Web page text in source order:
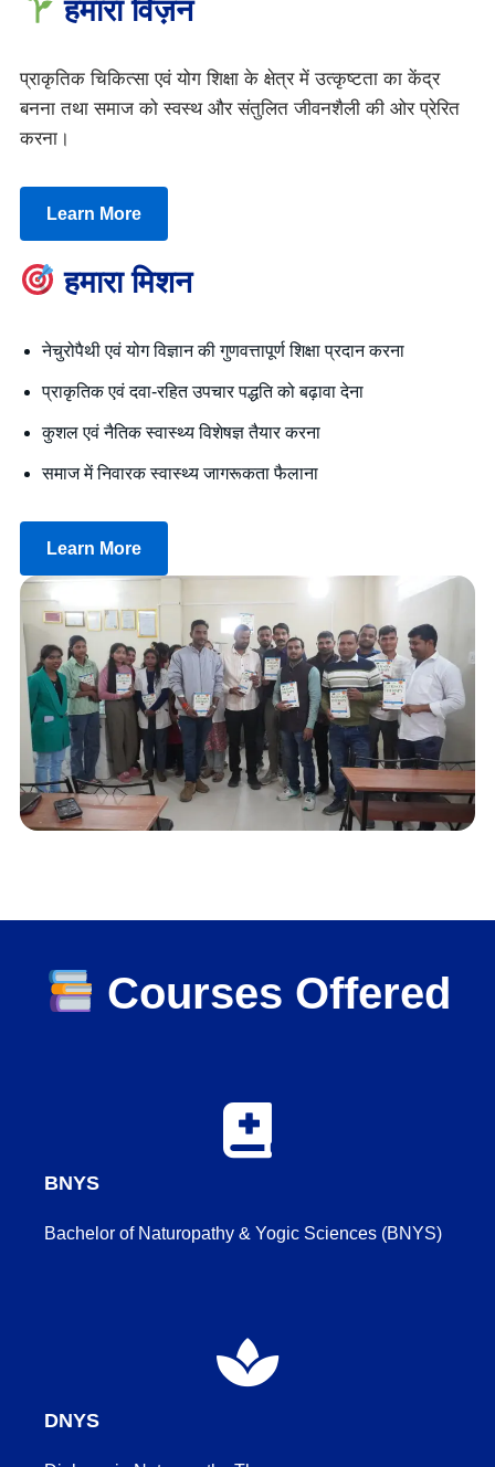
हमारा विज़न
प्राकृतिक चिकित्सा एवं योग शिक्षा के क्षेत्र में उत्कृष्टता का केंद्र
बनना तथा समाज को स्वस्थ और संतुलित जीवनशैली की ओर प्रेरित
करना।
Learn More
हमारा मिशन
नेचुरोपैथी एवं योग विज्ञान की गुणवत्तापूर्ण शिक्षा प्रदान करना
प्राकृतिक एवं दवा-रहित उपचार पद्धति को बढ़ावा देना
कुशल एवं नैतिक स्वास्थ्य विशेषज्ञ तैयार करना
समाज में निवारक स्वास्थ्य जागरूकता फैलाना
Learn More
Courses Offered
BNYS
Bachelor of Naturopathy & Yogic Sciences (BNYS)
DNYS